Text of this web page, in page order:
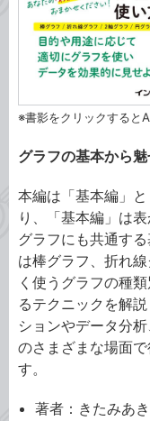
※書影をクリックすると
グラフの基本から
本編は「基本編」
り、「基本編」は
グラフにも共通す
は棒グラフ、折れ
く使うグラフの種
るテクニックを解
ションやデータ分
のさまざまな場面
す。
著者：きたみあ